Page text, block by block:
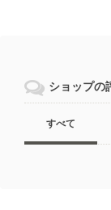
ショップの
すべて